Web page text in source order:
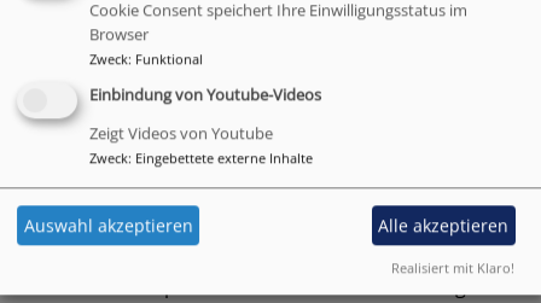
Hier finden Sie die Stellenbeschreibung der 2.
Pfarrstelle Lohr als PDF:
Stellenbeschreibung: 2. Pfarrstelle
Und auch in diesem
Video auf unserem You-Tube-
Kanalstellen wir Ihnen gerne unsere
Kirchengemeinde und die nun freigewordene zweite
Cookie Consent speichert Ihre Einwilligungsstatus im
Browser
Zweck: Funktional
Einbindung von Youtube-Videos
Zeigt Videos von Youtube
Zweck: Eingebettete externe Inhalte
Auswahl akzeptieren Alle akzeptieren
Realisiert mit Klaro!